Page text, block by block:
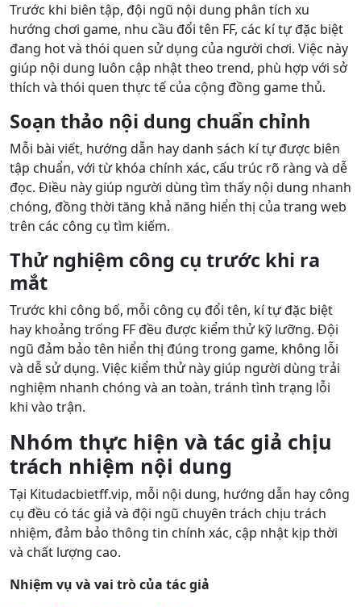
Trước khi biên tập, đội ngũ nội dung phân tích xu
hướng chơi game, nhu cầu đổi tên FF, các kí tự đặc biệt
đang hot và thói quen sử dụng của người chơi. Việc này
giúp nội dung luôn cập nhật theo trend, phù hợp với sở
thích và thói quen thực tế của cộng đồng game thủ.
Soạn thảo nội dung chuẩn chỉnh
Mỗi bài viết, hướng dẫn hay danh sách kí tự được biên
tập chuẩn, với từ khóa chính xác, cấu trúc rõ ràng và dễ
đọc. Điều này giúp người dùng tìm thấy nội dung nhanh
chóng, đồng thời tăng khả năng hiển thị của trang web
trên các công cụ tìm kiếm.
Thử nghiệm công cụ trước khi ra
mắt
Trước khi công bố, mỗi công cụ đổi tên, kí tự đặc biệt
hay khoảng trống FF đều được kiểm thử kỹ lưỡng. Đội
ngũ đảm bảo tên hiển thị đúng trong game, không lỗi
và dễ sử dụng. Việc kiểm thử này giúp người dùng trải
nghiệm nhanh chóng và an toàn, tránh tình trạng lỗi
khi vào trận.
Nhóm thực hiện và tác giả chịu
trách nhiệm nội dung
Tại Kitudacbietff.vip, mỗi nội dung, hướng dẫn hay công
cụ đều có tác giả và đội ngũ chuyên trách chịu trách
nhiệm, đảm bảo thông tin chính xác, cập nhật kịp thời
và chất lượng cao.
Nhiệm vụ và vai trò của tác giả